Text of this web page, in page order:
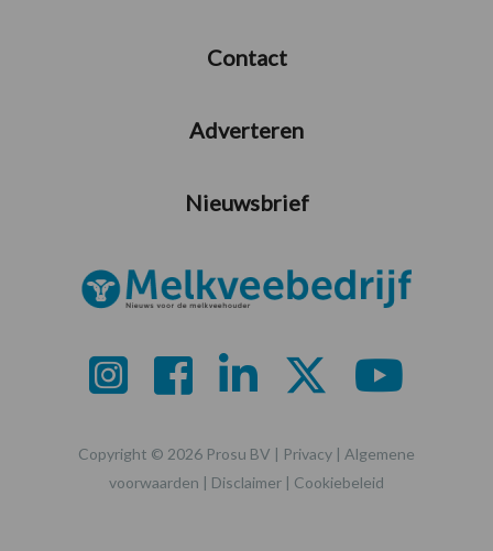
Contact
Adverteren
Nieuwsbrief
Copyright © 2026 Prosu BV | Privacy | Algemene
voorwaarden | Disclaimer | Cookiebeleid